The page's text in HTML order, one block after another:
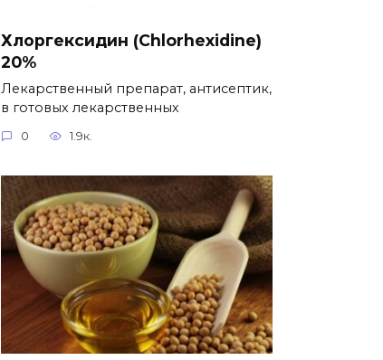
Хлоргексидин (Chlorhexidine)
20%
Лекарственный препарат, антисептик,
в готовых лекарственных
0 1.9к.